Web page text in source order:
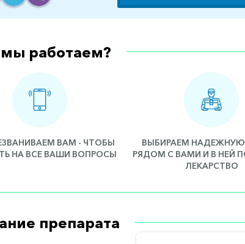
работаем?
ВАМ - ЧТОБЫ
НА ВСЕ ВАШИ ВОПРОСЫ
ВЫБИРАЕМ НАДЕЖНУЮ
РЯДОМ С ВАМИ И В НЕЙ
ЛЕКАРСТВО
препарата